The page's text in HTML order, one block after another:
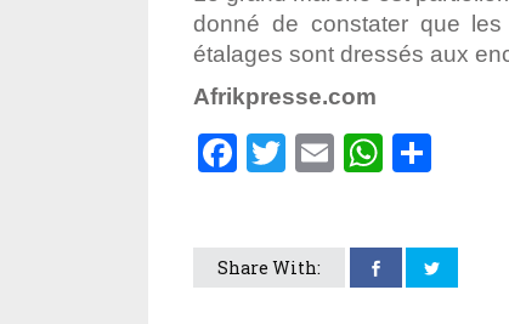
donné de constater que
étalages sont dressés aux
Afrikpresse.com
Facebook
Twitter
Email
Share With: